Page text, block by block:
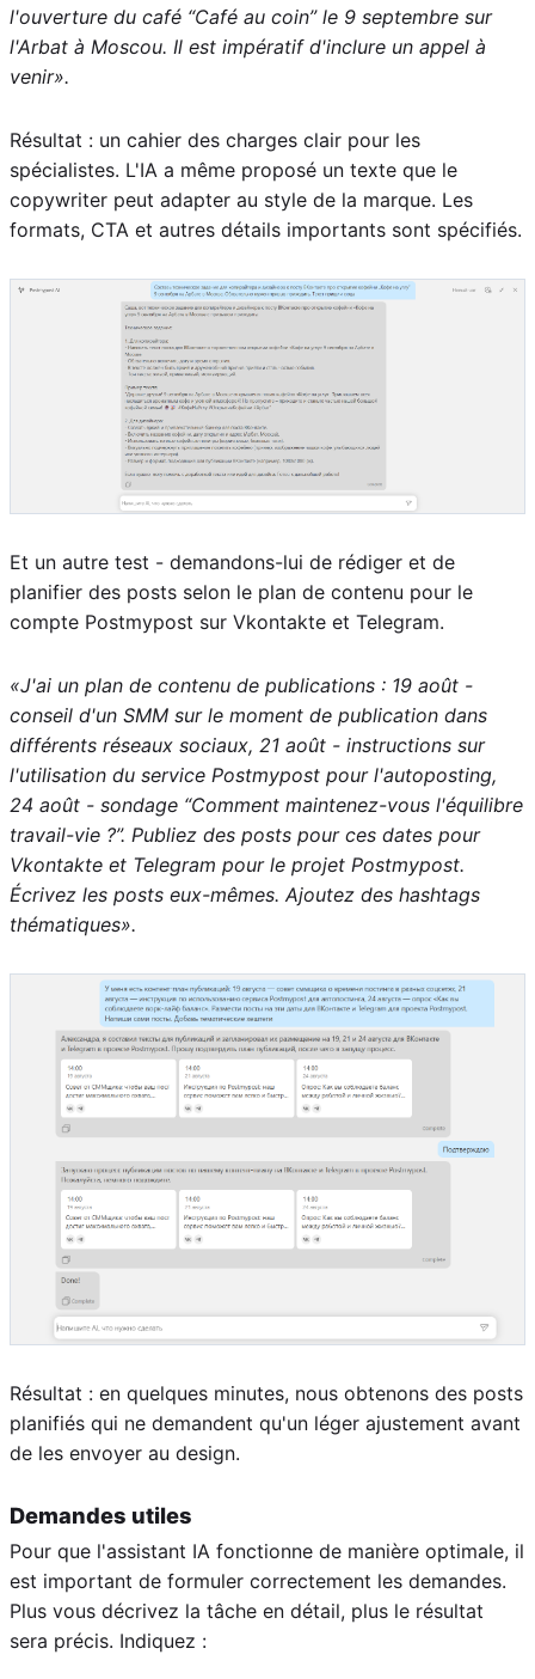
l'ouverture du café “Café au coin” le 9 septembre sur
l'Arbat à Moscou. Il est impératif d'inclure un appel à
venir».
Résultat : un cahier des charges clair pour les
spécialistes. L'IA a même proposé un texte que le
copywriter peut adapter au style de la marque. Les
formats, CTA et autres détails importants sont spécifiés.
Et un autre test - demandons-lui de rédiger et de
planifier des posts selon le plan de contenu pour le
compte Postmypost sur Vkontakte et Telegram.
«J'ai un plan de contenu de publications : 19 août -
conseil d'un SMM sur le moment de publication dans
différents réseaux sociaux, 21 août - instructions sur
l'utilisation du service Postmypost pour l'autoposting,
24 août - sondage “Comment maintenez-vous l'équilibre
travail-vie ?”. Publiez des posts pour ces dates pour
Vkontakte et Telegram pour le projet Postmypost.
Écrivez les posts eux-mêmes. Ajoutez des hashtags
thématiques».
Résultat : en quelques minutes, nous obtenons des posts
planifiés qui ne demandent qu'un léger ajustement avant
de les envoyer au design.
Demandes utiles
Pour que l'assistant IA fonctionne de manière optimale, il
est important de formuler correctement les demandes.
Plus vous décrivez la tâche en détail, plus le résultat
sera précis. Indiquez :